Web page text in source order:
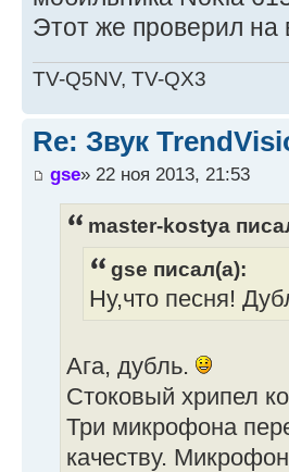
Этот же проверил на
TV-Q5NV, TV-QX3
Re: Звук
gse» 22 ноя 2013, 21:53
master-kostya
gse писал(а):
Ну,что песня!
Ага, дубль.
Стоковый хрипел
Три микрофона
качеству.